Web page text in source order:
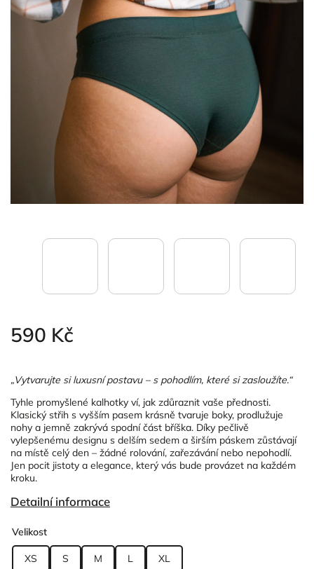
590 Kč
„Vytvarujte si luxusní postavu – s pohodlím, které si zasloužíte.“
Tyhle promyšlené kalhotky ví, jak zdůraznit vaše přednosti.
Klasický střih s vyšším pasem krásně tvaruje boky, prodlužuje
nohy a jemně zakrývá spodní část bříška. Díky pečlivě
vylepšenému designu s delším sedem a širším páskem zůstávají
na místě celý den – žádné rolování, zařezávání nebo nepohodlí.
Jen pocit jistoty a elegance, který vás bude provázet na každém
kroku.
Detailní informace
Velikost
XS S M L XL